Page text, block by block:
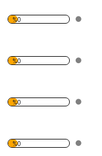
%0
%0
%0
%0